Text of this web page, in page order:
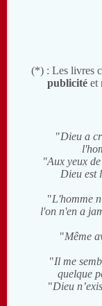
(*) : Les livres
publicité et
"Dieu a
"Aux yeux
Dieu est
"L'homme
l'on n'en a
"Même
"Il me
quelque
"Dieu